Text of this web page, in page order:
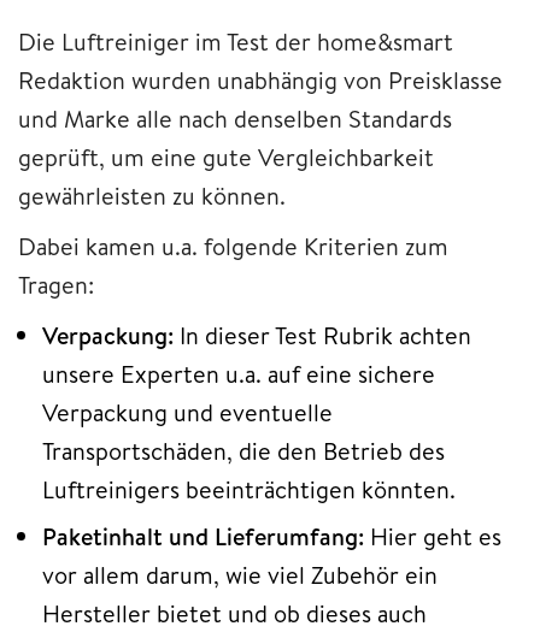
Die Luftreiniger im Test der home&smart
Redaktion wurden unabhängig von Preisklasse
und Marke alle nach denselben Standards
geprüft, um eine gute Vergleichbarkeit
gewährleisten zu können.
Dabei kamen u.a. folgende Kriterien zum
Tragen:
Verpackung: In dieser Test Rubrik achten
unsere Experten u.a. auf eine sichere
Verpackung und eventuelle
Transportschäden, die den Betrieb des
Luftreinigers beeinträchtigen könnten.
Paketinhalt und Lieferumfang: Hier geht es
vor allem darum, wie viel Zubehör ein
Hersteller bietet und ob dieses auch